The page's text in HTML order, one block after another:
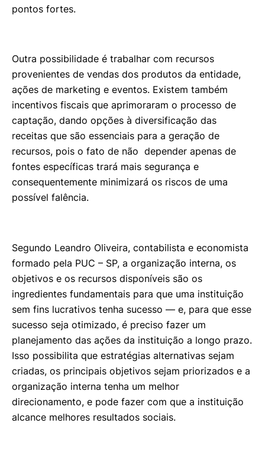
pontos fortes.
Outra possibilidade é trabalhar com recursos
provenientes de vendas dos produtos da entidade,
ações de marketing e eventos. Existem também
incentivos fiscais que aprimoraram o processo de
captação, dando opções à diversificação das
receitas que são essenciais para a geração de
recursos, pois o fato de não depender apenas de
fontes específicas trará mais segurança e
consequentemente minimizará os riscos de uma
possível falência.
Segundo Leandro Oliveira, contabilista e economista
formado pela PUC – SP, a organização interna, os
objetivos e os recursos disponíveis são os
ingredientes fundamentais para que uma instituição
sem fins lucrativos tenha sucesso — e, para que esse
sucesso seja otimizado, é preciso fazer um
planejamento das ações da instituição a longo prazo.
Isso possibilita que estratégias alternativas sejam
criadas, os principais objetivos sejam priorizados e a
organização interna tenha um melhor
direcionamento, e pode fazer com que a instituição
alcance melhores resultados sociais.